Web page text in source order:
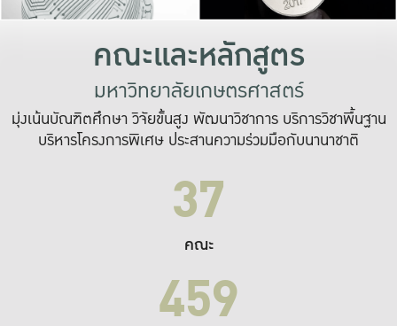
คณะและหลักสูตร
มหาวิทยาลัยเกษตรศาสตร์
มุ่งเน้นบัณฑิตศึกษา วิจัยขั้นสูง พัฒนาวิชาการ บริการวิชาพื้นฐาน
บริหารโครงการพิเศษ ประสานความร่วมมือกับนานาชาติ
37
คณะ
459